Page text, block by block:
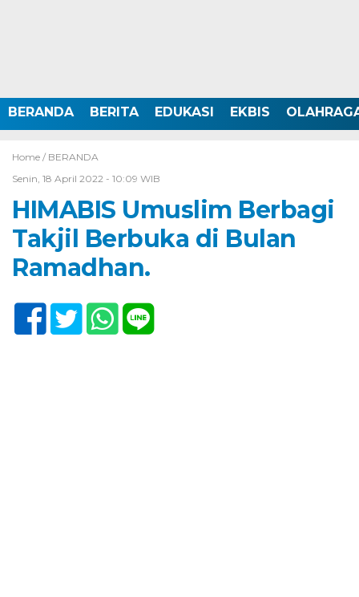
BERANDA BERITA EDUKASI EKBIS
Home / BERANDA
Senin, 18 April 2022 - 10:09 WIB
HIMABIS Umuslim Berbagi
Takjil Berbuka di Bulan
Ramadhan.